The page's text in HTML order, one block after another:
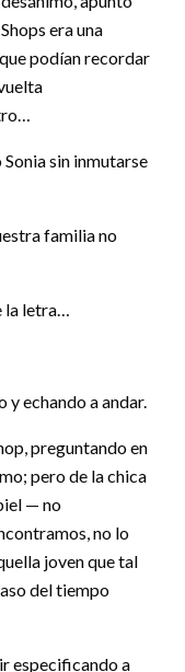
era una
podían recordar
sin inmutarse
familia no
la letra…
y echando a andar.
preguntando en
pero de la chica
— no
no lo
joven que tal
del tiempo
especificando a